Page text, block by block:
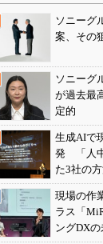
ソニーグ
案、その
ソニーグ
が過去最
定的
生成AIで
発 「人
た3社の
現場の作
ラス「
ングDXの